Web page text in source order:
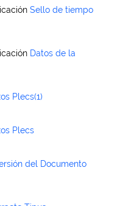
Sello de tiempo
Datos de la
Plecs(1)
Plecs
del Documento